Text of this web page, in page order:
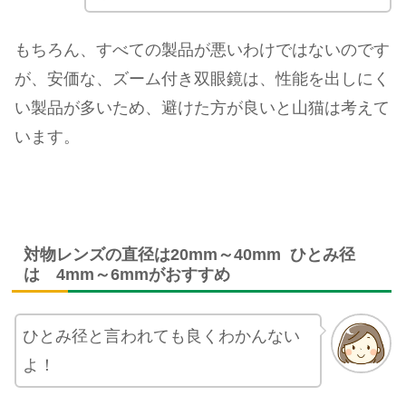
もちろん、すべての製品が悪いわけではないのです
が、安価な、ズーム付き双眼鏡は、性能を出しにく
い製品が多いため、避けた方が良いと山猫は考えて
います。
対物レンズの直径は20mm～40mm ひとみ径
は 4mm～6mmがおすすめ
ひとみ径と言われても良くわかんない
よ！